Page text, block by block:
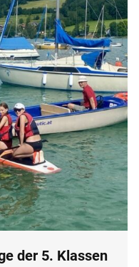
der 5. Klassen